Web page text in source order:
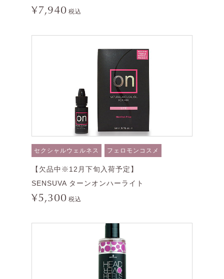
¥7,940 税込
セクシャルウェルネス フェロモンコスメ
【欠品中※12月下旬入荷予定】
SENSUVA ターンオンハーライト
¥5,300 税込